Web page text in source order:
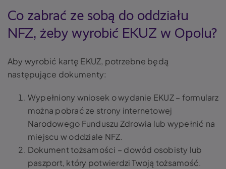
Co zabrać ze sobą do oddziału
NFZ, żeby wyrobić EKUZ w Opolu?
Aby wyrobić kartę EKUZ, potrzebne będą
następujące dokumenty:
Wypełniony wniosek o wydanie EKUZ – formularz
można pobrać ze strony internetowej
Narodowego Funduszu Zdrowia lub wypełnić na
miejscu w oddziale NFZ.
Dokument tożsamości – dowód osobisty lub
paszport, który potwierdzi Twoją tożsamość.